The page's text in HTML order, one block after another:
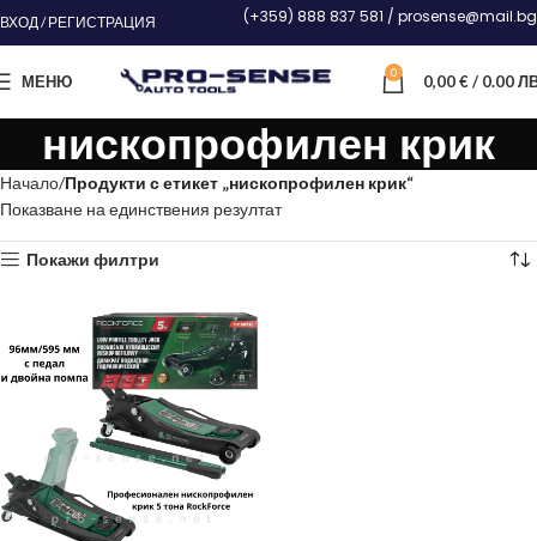
ВХОД / РЕГИСТРАЦИЯ (+359) 888 837 581 / prosense@mail.bg
МЕНЮ 0 0,00€/ 0.00
нископрофилен крик
Начало Продукти с етикет „нископрофилен крик“
Показване на единствения резултат
Покажи филтри